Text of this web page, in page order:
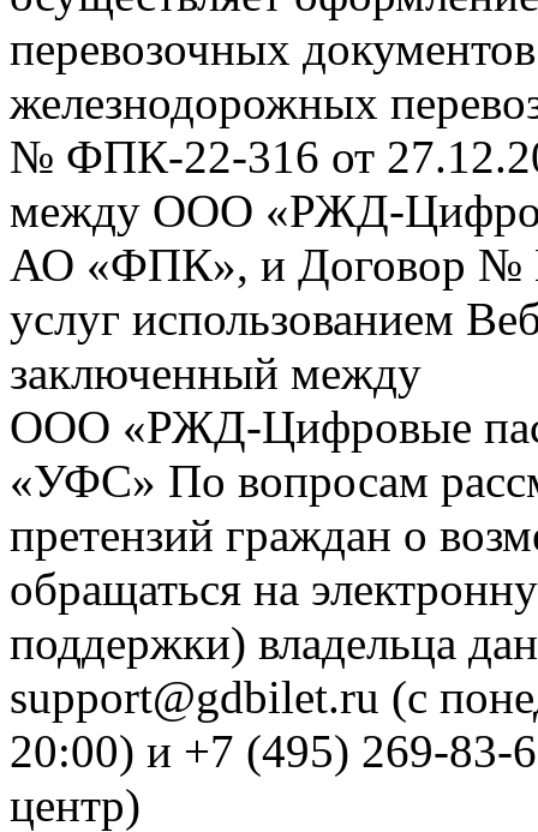
перевозочных
железнодорожных
№ ФПК-22-316 от
между ООО «РЖД-
АО «ФПК», и Договор №
услуг использованием
заключенный между
ООО «РЖД-Цифровые
«УФС» По вопросам
претензий граждан о
обращаться на
поддержки) владельца
support@gdbilet.ru (с
20:00) и +7 (495) 269-83-
центр)